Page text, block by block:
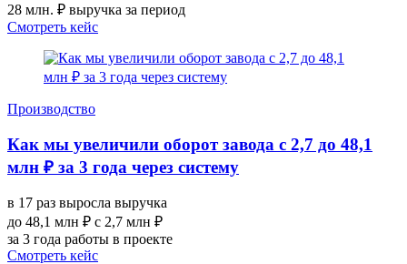
28 млн. ₽ выручка за период
Смотреть кейс
Производство
Как мы увеличили оборот завода с 2,7 до 48,1
млн ₽ за 3 года через систему
в 17 раз выросла выручка
до 48,1 млн ₽ с 2,7 млн ₽
за 3 года работы в проекте
Смотреть кейс